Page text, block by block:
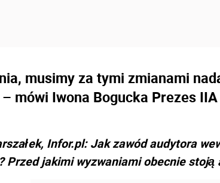
musimy za tymi zmianami
mówi Iwona Bogucka Prezes
Infor.pl: Jak zawód audytora
Przed jakimi wyzwaniami obecnie stoją